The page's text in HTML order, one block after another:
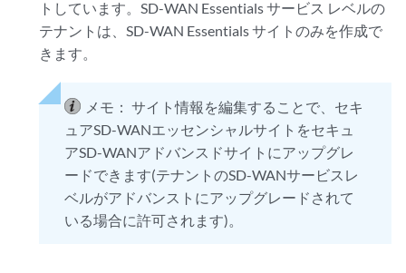
トしています。SD-WAN Essentials サービス レベルの
テナントは、SD-WAN Essentials サイトのみを作成で
きます。
メモ： サイト情報を編集することで、セキ
ュアSD-WANエッセンシャルサイトをセキュ
アSD-WANアドバンスドサイトにアップグレ
ードできます(テナントのSD-WANサービスレ
ベルがアドバンストにアップグレードされて
いる場合に許可されます)。